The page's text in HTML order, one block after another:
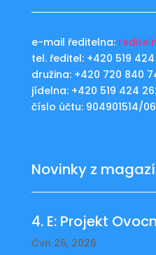
e-mail ředitelna:
tel. ředitel: +420 519
družina: +420 720 840
jídelna: +420 519 424
číslo účtu: 904901514/
Novinky z
4. E: Projekt
Čvn 26, 2026